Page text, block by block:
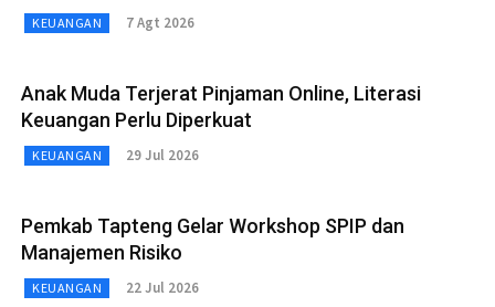
KEUANGAN 7 Agt 2026
Anak Muda Terjerat Pinjaman Online, Literasi
Keuangan Perlu Diperkuat
KEUANGAN 29 Jul 2026
Pemkab Tapteng Gelar Workshop SPIP dan
Manajemen Risiko
KEUANGAN 22 Jul 2026